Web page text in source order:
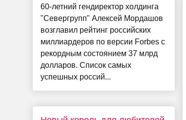
60-летний гендиректор холдинга
"Севергрупп" Алексей Мордашов
возглавил рейтинг российских
миллиардеров по версии Forbes с
рекордным состоянием 37 млрд
долларов. Список самых
успешных россий...